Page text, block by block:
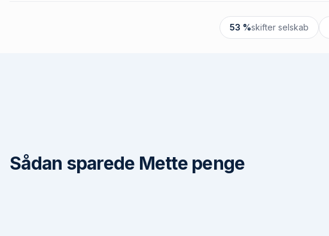
53 %skifter selskab
Sådan sparede Mette penge